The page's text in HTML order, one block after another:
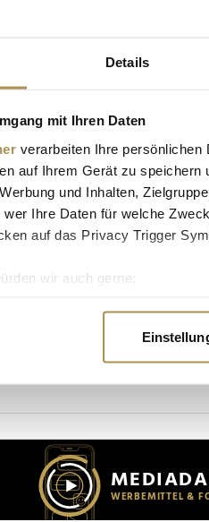
Details
mit Ihren Daten
verarbeiten Ihre persönlichen
auf Ihrem Gerät zu
und Inhalten,
wer Ihre Daten für welche
auf das Privacy Trigger
wir auch gerne:
wie Ihre persönlichen Daten
Inhalte und Anzeigen zu
für soziale Medien, Werbung
Daten zusammen, die Sie